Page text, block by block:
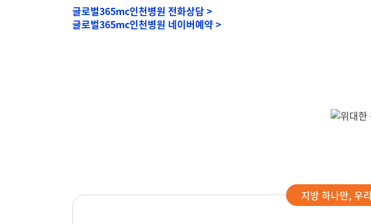
글로벌365mc인천병원 전화상담 >
글로벌365mc인천병원 네이버예약 >
지방 하나만, 우